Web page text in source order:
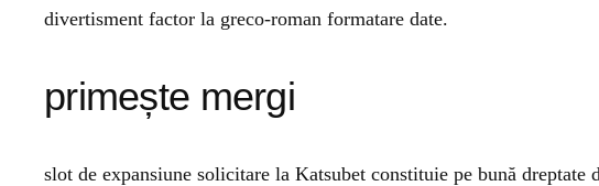
divertisment factor la greco-roman formatare date.
primește mergi
slot de expansiune solicitare la Katsubet constituie pe bună